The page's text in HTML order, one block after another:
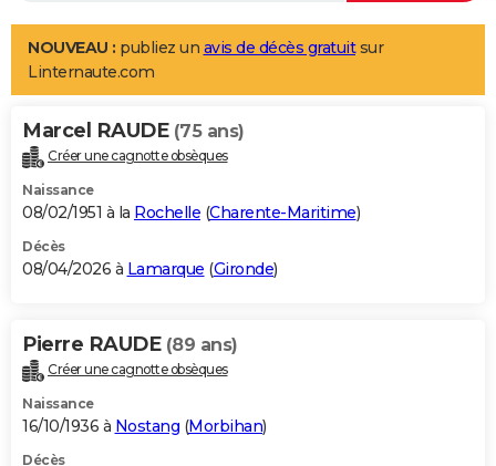
LIFESTYLE
Art de vivre
Bien-être
Loisirs
Mode
Modes de vie
Alimentation
Guide de la santé
Maladies
Médicaments
Sommeil
VOYAGE
Destinations
City break
Voyage nature
Voyage de noces
Forum
Climat
+PHOTO
GUIDES D'ACHAT
BONS PLANS
Carte de Noël
Carte Bonne année
Carte Saint-Valentin
Carte Pâques
Carte d'anniversaire
DICTIONNAIRE
Dictionnaire
Biographies
Citations
Expressions
Proverbes
PROGRAMME TV
NOUVEAU : publiez un avis de décès gratuitsur
Linternaute.com
Marcel RAUDE (75 ans)
Créer une cagnotte obsèques
Naissance
08/02/1951 à la Rochelle (Charente-Maritime)
Décès
08/04/2026 à Lamarque (Gironde)
Pierre RAUDE (89 ans)
Créer une cagnotte obsèques
Naissance
16/10/1936 à Nostang (Morbihan)
Décès